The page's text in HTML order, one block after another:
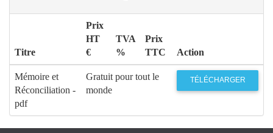
Titre
Prix
HT
€
TVA
%
Prix
TTC
Action
Mémoire et
Réconciliation -
pdf
Gratuit pour tout le
monde
TÉLÉCHARGER